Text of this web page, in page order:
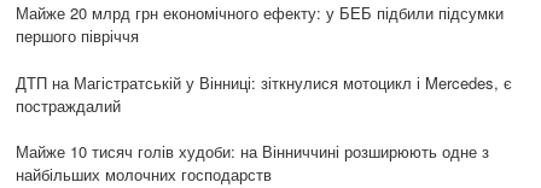
Майже 20 млрд грн економічного ефекту: у БЕБ підбили підсумки
першого півріччя
ДТП на Магістратській у Вінниці: зіткнулися мотоцикл і Mercedes, є
постраждалий
Майже 10 тисяч голів худоби: на Вінниччині розширюють одне з
найбільших молочних господарств